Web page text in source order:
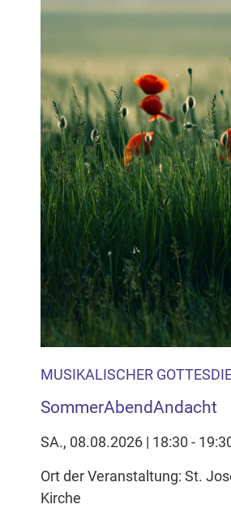
MUSIKALISCHER
SommerAbendAndacht
SA., 08.08.2026 | 18:30 -
Ort der Veranstaltung: St.
Kirche